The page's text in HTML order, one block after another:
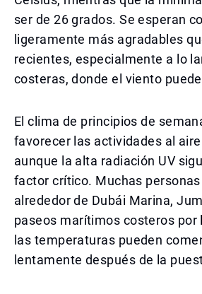
ser de 26 grados. Se esperan
ligeramente más agradables
recientes, especialmente a lo
costeras, donde el viento
El clima de principios de
favorecer las actividades al
aunque la alta radiación UV
factor crítico. Muchas
alrededor de Dubái Marina,
paseos marítimos costeros por
las temperaturas pueden
lentamente después de la